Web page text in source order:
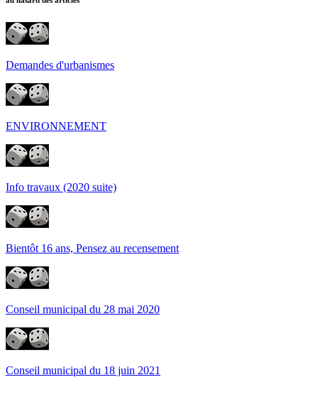
Demandes d'urbanismes
ENVIRONNEMENT
Info travaux (2020 suite)
Bientôt 16 ans, Pensez au recensement
Conseil municipal du 28 mai 2020
Conseil municipal du 18 juin 2021